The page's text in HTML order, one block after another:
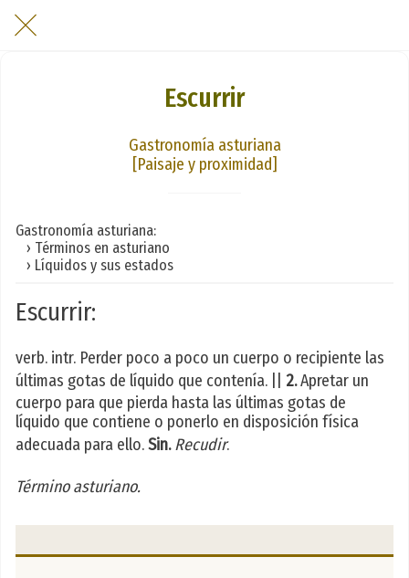
Escurrir
Gastronomía asturiana
[Paisaje y proximidad]
Gastronomía asturiana:
› Términos en asturiano
› Líquidos y sus estados
Escurrir:
verb. intr. Perder poco a poco un cuerpo o recipiente las
últimas gotas de líquido que contenía. || 2.Apretar un
cuerpo para que pierda hasta las últimas gotas de
líquido que contiene o ponerlo en disposición física
adecuada para ello.Sin. Recudir.
Término asturiano.